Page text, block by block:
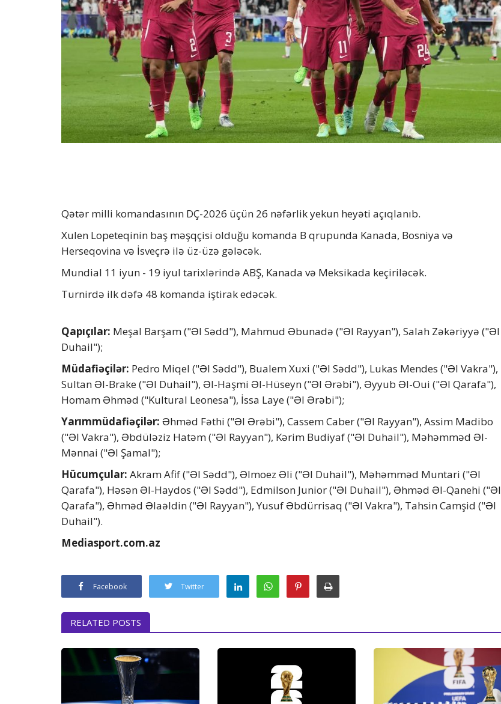
Qətər milli komandasının DÇ-2026 üçün 26 nəfərlik yekun heyəti açıqlanıb.
Xulen Lopeteqinin baş məşqçisi olduğu komanda B qrupunda Kanada, Bosniya və
Herseqovina və İsveçrə ilə üz-üzə gələcək.
Mundial 11 iyun - 19 iyul tarixlərində ABŞ, Kanada və Meksikada keçiriləcək.
Turnirdə ilk dəfə 48 komanda iştirak edəcək.
Qapıçılar: Meşal Barşam ("Əl Sədd"), Mahmud Əbunadə ("Əl Rayyan"), Salah Zəkəriyyə ("Əl
Duhail");
Müdafiəçilər: Pedro Miqel ("Əl Sədd"), Bualem Xuxi ("Əl Sədd"), Lukas Mendes ("Əl Vakra"),
Sultan Əl-Brake ("Əl Duhail"), Əl-Haşmi Əl-Hüseyn ("Əl Ərəbi"), Əyyub Əl-Oui ("Əl Qarafa"),
Homam Əhməd ("Kultural Leonesa"), İssa Laye ("Əl Ərəbi");
Yarımmüdafiəçilər: Əhməd Fəthi ("Əl Ərəbi"), Cassem Caber ("Əl Rayyan"), Assim Madibo
("Əl Vakra"), Əbdüləziz Hatəm ("Əl Rayyan"), Kərim Budiyaf ("Əl Duhail"), Məhəmməd Əl-
Mənnai ("Əl Şamal");
Hücumçular: Akram Afif ("Əl Sədd"), Əlmoez Əli ("Əl Duhail"), Məhəmməd Muntari ("Əl
Qarafa"), Həsən Əl-Haydos ("Əl Sədd"), Edmilson Junior ("Əl Duhail"), Əhməd Əl-Qanehi ("Əl
Qarafa"), Əhməd Əlaəldin ("Əl Rayyan"), Yusuf Əbdürrisaq ("Əl Vakra"), Tahsin Camşid ("Əl
Duhail").
Mediasport.com.az
Facebook Twitter
RELATED POSTS